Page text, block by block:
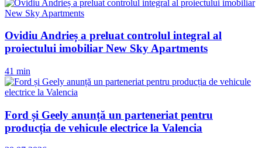
Ovidiu Andrieș a preluat controlul integral al
proiectului imobiliar New Sky Apartments
41 min
Ford și Geely anunță un parteneriat pentru
producția de vehicule electrice la Valencia